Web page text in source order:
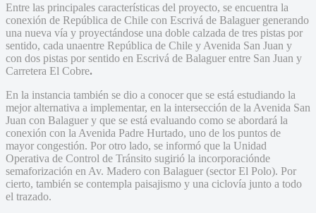
Entre las principales características del proyecto, se encuentra la
conexión de República de Chile con Escrivá de Balaguer generando
una nueva vía y proyectándose una doble calzada de tres pistas por
sentido, cada unaentre República de Chile y Avenida San Juan y
con dos pistas por sentido en Escrivá de Balaguer entre San Juan y
Carretera El Cobre.
En la instancia también se dio a conocer que se está estudiando la
mejor alternativa a implementar, en la intersección de la Avenida San
Juan con Balaguer y que se está evaluando como se abordará la
conexión con la Avenida Padre Hurtado, uno de los puntos de
mayor congestión. Por otro lado, se informó que la Unidad
Operativa de Control de Tránsito sugirió la incorporaciónde
semaforización en Av. Madero con Balaguer (sector El Polo). Por
cierto, también se contempla paisajismo y una ciclovía junto a todo
el trazado.